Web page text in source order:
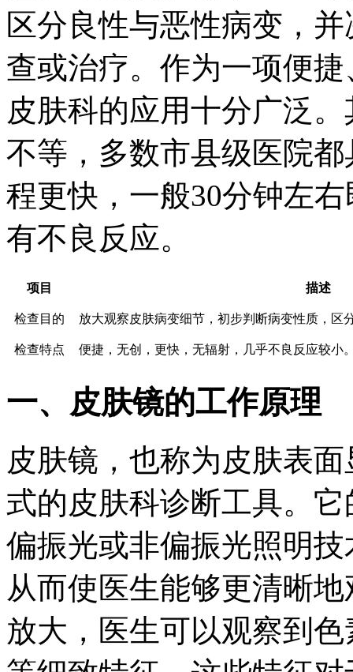
区分良性与恶性病变，
查或治疗。作为一项便
皮肤科的应用十分广泛
不等，多数市县级医院
程更快，一般30分钟左
有不良反应。
项目 描述
检查目的 放大观察皮肤病变细节，初步判断病变性质，区
检查特点 便捷，无创，更快，无辐射，几乎不良反应较小
一、皮肤镜的工作原理
皮肤镜，也称为皮肤表
式的皮肤科诊断工具。
偏振光或非偏振光照明
从而使医生能够更清晰
放大，医生可以观察到